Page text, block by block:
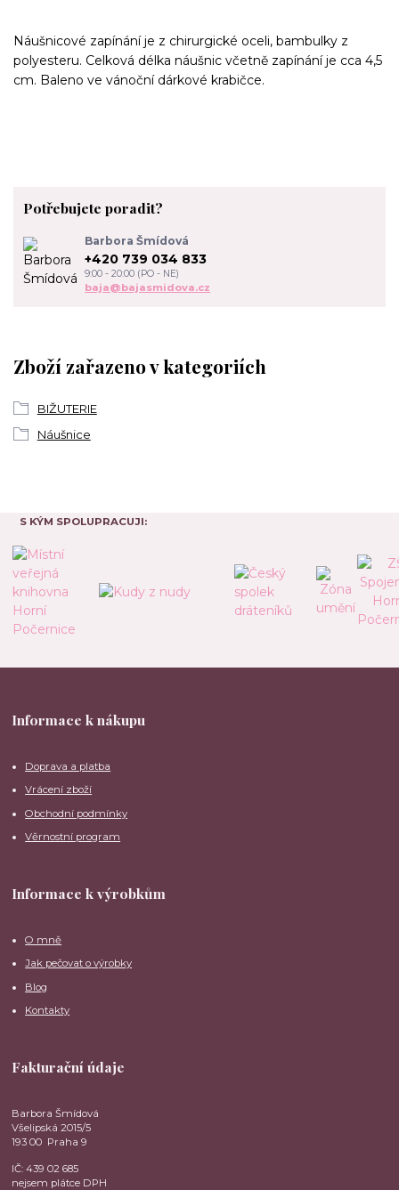
Náušnicové zapínání je z chirurgické oceli, bambulky z
polyesteru. Celková délka náušnic včetně zapínání je cca 4,5
cm. Baleno ve vánoční dárkové krabičce.
Zboží zařazeno v kategoriích
BIŽUTERIE
Náušnice
Potřebujete poradit?
Barbora Šmídová
+420 739 034 833
9:00 - 20:00 (PO - NE)
baja@bajasmidova.cz
S KÝM SPOLUPRACUJI:
Informace k nákupu
Doprava a platba
Vrácení zboží
Obchodní podmínky
Věrnostní program
Informace k výrobkům
O mně
Jak pečovat o výrobky
Blog
Kontakty
Fakturační údaje
Barbora Šmídová
Všelipská 2015/5
193 00 Praha 9
IČ: 439 02 685
nejsem plátce DPH